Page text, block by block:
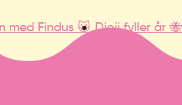
med Findus 😺 Djojj fyller år 🐝